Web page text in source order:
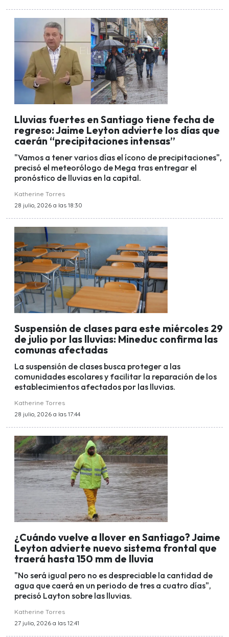
Lluvias fuertes en Santiago tiene fecha de
regreso: Jaime Leyton advierte los días que
caerán “precipitaciones intensas”
"Vamos a tener varios días el ícono de precipitaciones",
precisó el meteorólogo de Mega tras entregar el
pronóstico de lluvias en la capital.
Katherine Torres
28 julio, 2026 a las 18:30
Suspensión de clases para este miércoles 29
de julio por las lluvias: Mineduc confirma las
comunas afectadas
La suspensión de clases busca proteger a las
comunidades escolares y facilitar la reparación de los
establecimientos afectados por las lluvias.
Katherine Torres
28 julio, 2026 a las 17:44
¿Cuándo vuelve a llover en Santiago? Jaime
Leyton advierte nuevo sistema frontal que
traerá hasta 150 mm de lluvia
"No será igual pero no es despreciable la cantidad de
agua que caerá en un periodo de tres a cuatro días",
precisó Layton sobre las lluvias.
Katherine Torres
27 julio, 2026 a las 12:41